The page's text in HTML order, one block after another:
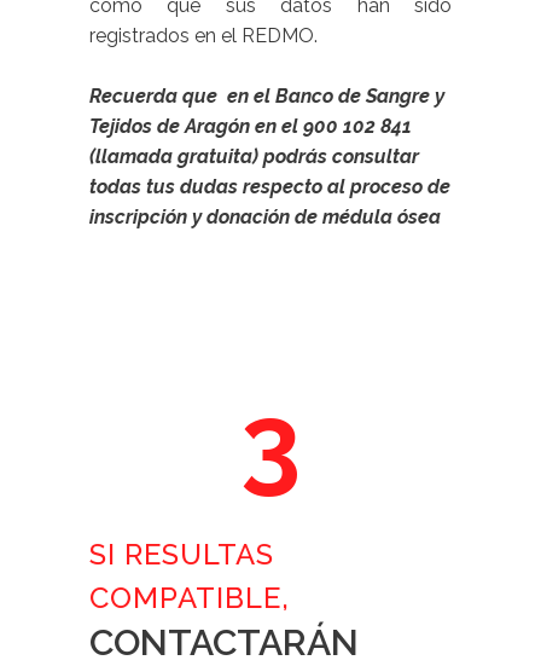
como que sus datos han sido
registrados en el REDMO.
Recuerda que en el Banco de Sangre y
Tejidos de Aragón en el 900 102 841
(llamada gratuita) podrás consultar
todas tus dudas respecto al proceso de
inscripción y donación de médula ósea
3
SI RESULTAS
COMPATIBLE,
CONTACTARÁN